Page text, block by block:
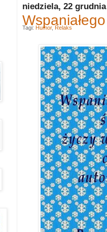
niedziela, 22 grudnia
Tagi: Humor, Relaks